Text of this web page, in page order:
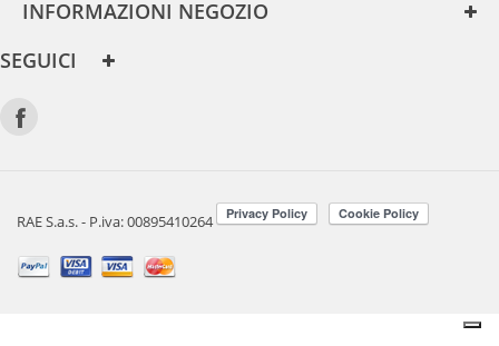
INFORMAZIONI NEGOZIO
SEGUICI
RAE S.a.s. - P.iva: 00895410264